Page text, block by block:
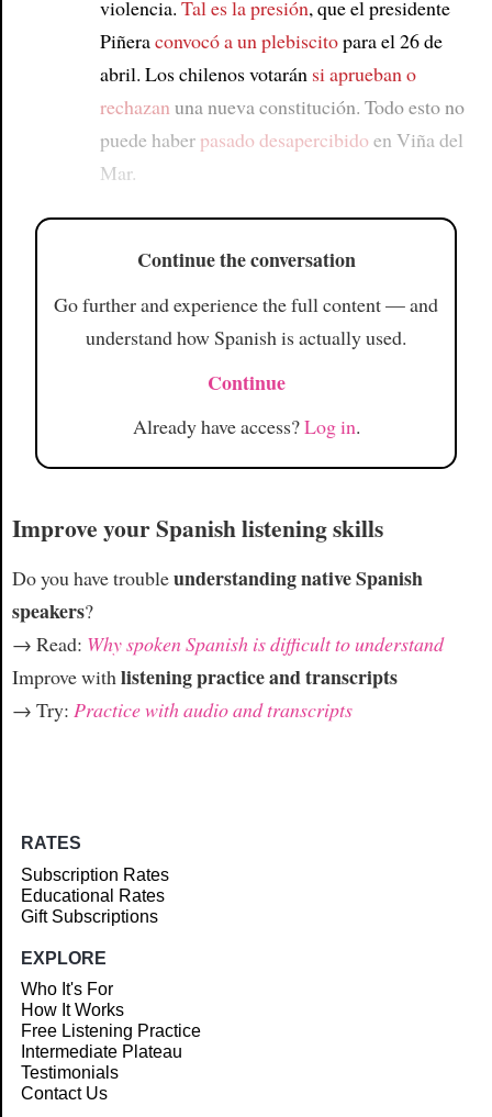
violencia. Tal es la presión, que el presidente
Piñeraconvocó a un plebiscitopara el 26 de
abril. Los chilenos votarán si aprueban o
rechazan una nueva constitución. Todo esto no
puede haber pasado desapercibido en Viña del
Mar.
Continue the conversation
Go further and experience the full content — and
understand how Spanish is actually used.
Continue
Already have access?Log in.
Improve your Spanish listening skills
Do you have troubleunderstanding native Spanish
speakers?
→ Read: Why spoken Spanish is difficult to understand
Improve withlistening practice and transcripts
→ Try: Practice with audio and transcripts
RATES
Subscription Rates
Educational Rates
Gift Subscriptions
EXPLORE
Who It's For
How It Works
Free Listening Practice
Intermediate Plateau
Testimonials
Contact Us